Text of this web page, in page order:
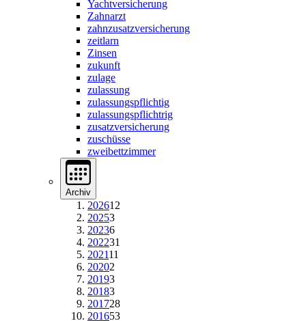
Yachtversicherung
Zahnarzt
zahnzusatzversicherung
zeitlarn
Zinsen
zukunft
zulage
zulassung
zulassungspflichtig
zulassungspflichtrig
zusatzversicherung
zuschüsse
zweibettzimmer
Archiv
202612
20253
20236
202231
202111
20202
20193
20183
201728
201653